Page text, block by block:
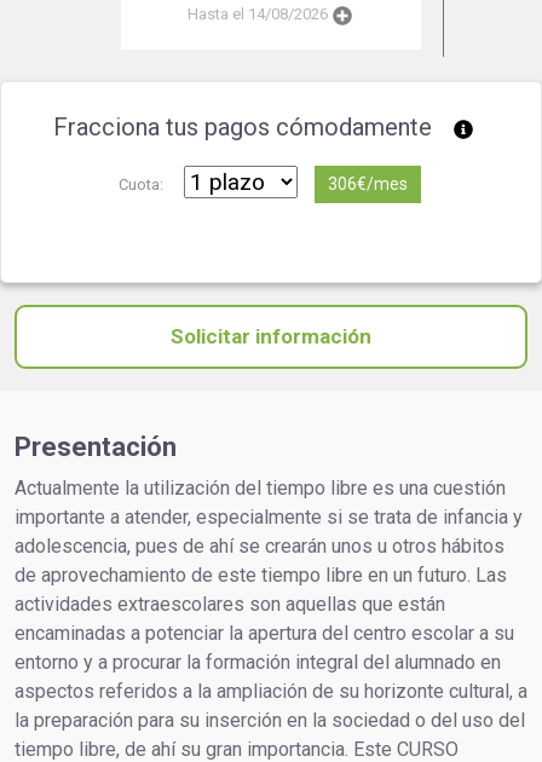
Hasta el 14/08/2026
Fracciona tus pagos cómodamente
Cuota: 306€/mes
Solicitar información
Presentación
Actualmente la utilización del tiempo libre es una cuestión
importante a atender, especialmente si se trata de infancia y
adolescencia, pues de ahí se crearán unos u otros hábitos
de aprovechamiento de este tiempo libre en un futuro. Las
actividades extraescolares son aquellas que están
encaminadas a potenciar la apertura del centro escolar a su
entorno y a procurar la formación integral del alumnado en
aspectos referidos a la ampliación de su horizonte cultural, a
la preparación para su inserción en la sociedad o del uso del
tiempo libre, de ahí su gran importancia. Este CURSO